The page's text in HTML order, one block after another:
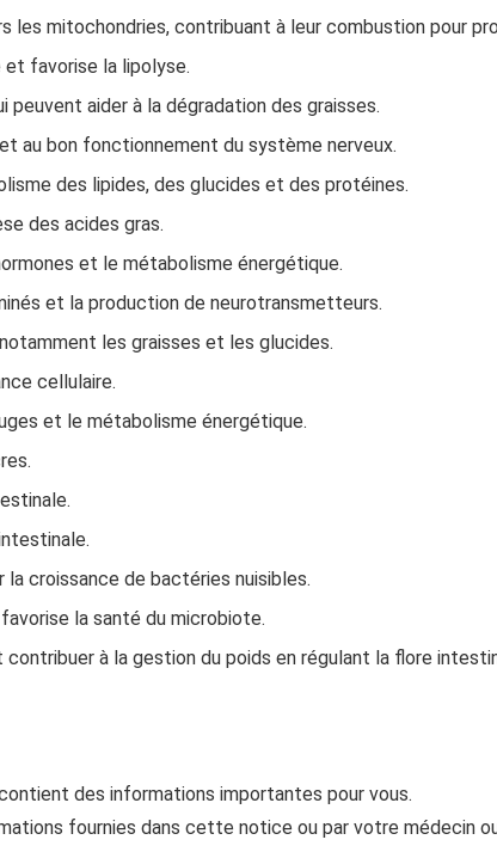
mitochondries, contribuant à leur combustion pour
favorise la lipolyse.
aider à la dégradation des graisses.
au bon fonctionnement du système nerveux.
des lipides, des glucides et des protéines.
des acides gras.
et le métabolisme énergétique.
et la production de neurotransmetteurs.
les graisses et les glucides.
cellulaire.
et le métabolisme énergétique.
croissance de bactéries nuisibles.
la santé du microbiote.
à la gestion du poids en régulant la flore
des informations importantes pour vous.
fournies dans cette notice ou par votre médecin